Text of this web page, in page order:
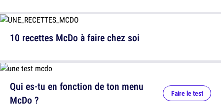
10 recettes McDo à faire chez soi
Qui es-tu en fonction de ton menu
McDo ?
Faire le test